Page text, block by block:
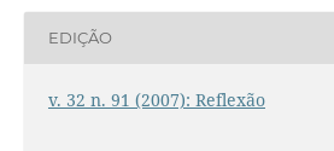
EDIÇÃO
v. 32 n. 91 (2007): Reflexão